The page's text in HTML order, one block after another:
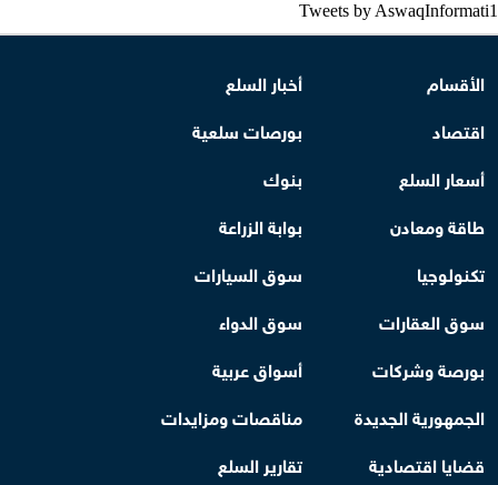
Tweets by AswaqInformati1
الأقسام
أخبار السلع
اقتصاد
بورصات سلعية
أسعار السلع
بنوك
طاقة ومعادن
بوابة الزراعة
تكنولوجيا
سوق السيارات
سوق العقارات
سوق الدواء
بورصة وشركات
أسواق عربية
الجمهورية الجديدة
مناقصات ومزايدات
قضايا اقتصادية
تقارير السلع